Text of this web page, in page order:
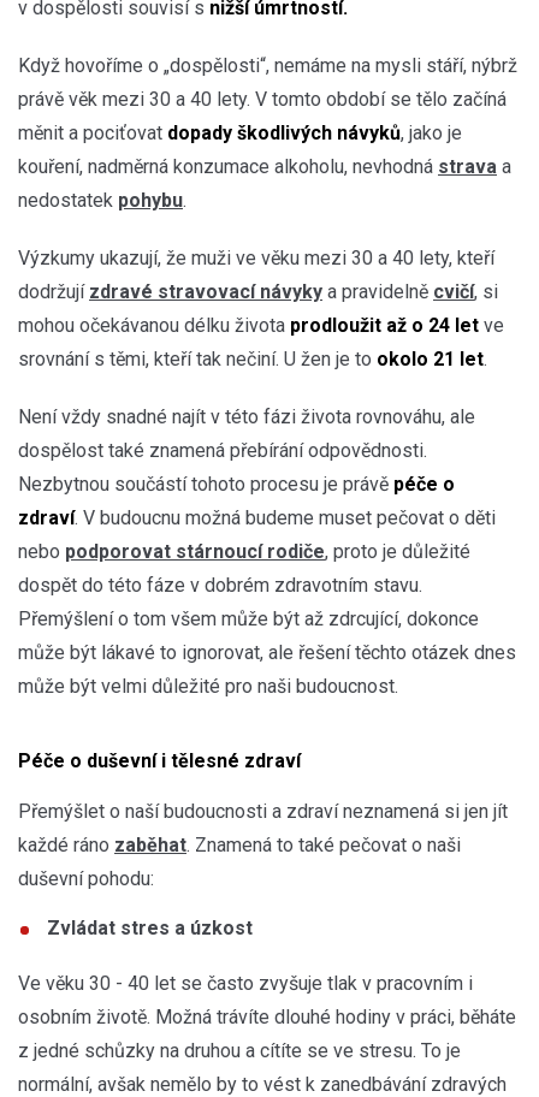
v dospělosti souvisí s nižší úmrtností.
Když hovoříme o „dospělosti“, nemáme na mysli stáří, nýbrž
právě věk mezi 30 a 40 lety. V tomto období se tělo začíná
měnit a pociťovat dopady škodlivých návyků, jako je
kouření, nadměrná konzumace alkoholu, nevhodná strava a
nedostatek pohybu.
Výzkumy ukazují, že muži ve věku mezi 30 a 40 lety, kteří
dodržují zdravé stravovací návyky a pravidelně cvičí, si
mohou očekávanou délku života prodloužit až o 24 let ve
srovnání s těmi, kteří tak nečiní. U žen je to okolo 21 let.
Není vždy snadné najít v této fázi života rovnováhu, ale
dospělost také znamená přebírání odpovědnosti.
Nezbytnou součástí tohoto procesu je právě péče o
zdraví. V budoucnu možná budeme muset pečovat o děti
nebo podporovat stárnoucí rodiče, proto je důležité
dospět do této fáze v dobrém zdravotním stavu.
Přemýšlení o tom všem může být až zdrcující, dokonce
může být lákavé to ignorovat, ale řešení těchto otázek dnes
může být velmi důležité pro naši budoucnost.
Péče o duševní i tělesné zdraví
Přemýšlet o naší budoucnosti a zdraví neznamená si jen jít
každé ráno zaběhat. Znamená to také pečovat o naši
duševní pohodu:
Zvládat stres a úzkost
Ve věku 30 - 40 let se často zvyšuje tlak v pracovním i
osobním životě. Možná trávíte dlouhé hodiny v práci, běháte
z jedné schůzky na druhou a cítíte se ve stresu. To je
normální, avšak nemělo by to vést k zanedbávání zdravých